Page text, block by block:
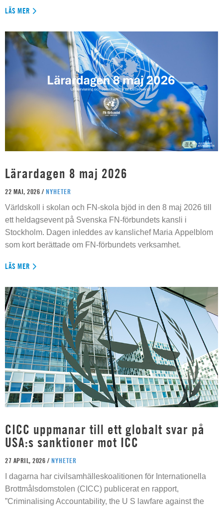
LÄS MER
Lärardagen 8 maj 2026
22 MAJ, 2026 / NYHETER
Världskoll i skolan och FN-skola bjöd in den 8 maj 2026 till
ett heldagsevent på Svenska FN-förbundets kansli i
Stockholm. Dagen inleddes av kanslichef Maria Appelblom
som kort berättade om FN-förbundets verksamhet.
LÄS MER
CICC uppmanar till ett globalt svar på
USA:s sanktioner mot ICC
27 APRIL, 2026 / NYHETER
I dagarna har civilsamhälleskoalitionen för Internationella
Brottmålsdomstolen (CICC) publicerat en rapport,
”Criminalising Accountability, the U S lawfare against the